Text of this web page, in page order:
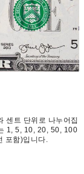
센트 단위로 나누어집
1, 5, 10, 20, 50, 100
포함)입니다.